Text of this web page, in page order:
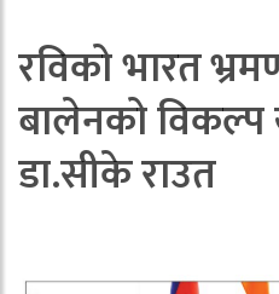
रविको भारत
बालेनको विकल्प
डा.सीके राउत